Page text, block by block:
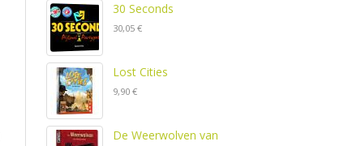
30 Seconds
30,05 €
Lost Cities
9,90 €
De Weerwolven van